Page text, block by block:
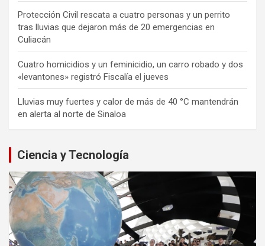
Protección Civil rescata a cuatro personas y un perrito
tras lluvias que dejaron más de 20 emergencias en
Culiacán
Cuatro homicidios y un feminicidio, un carro robado y dos
«levantones» registró Fiscalía el jueves
Lluvias muy fuertes y calor de más de 40 °C mantendrán
en alerta al norte de Sinaloa
Ciencia y Tecnología